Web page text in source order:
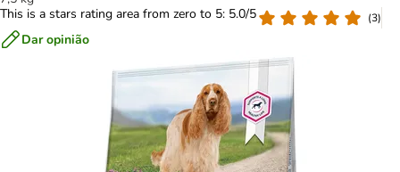
This is a stars rating area from zero to 5: 5.0/5
(3)
Dar opinião